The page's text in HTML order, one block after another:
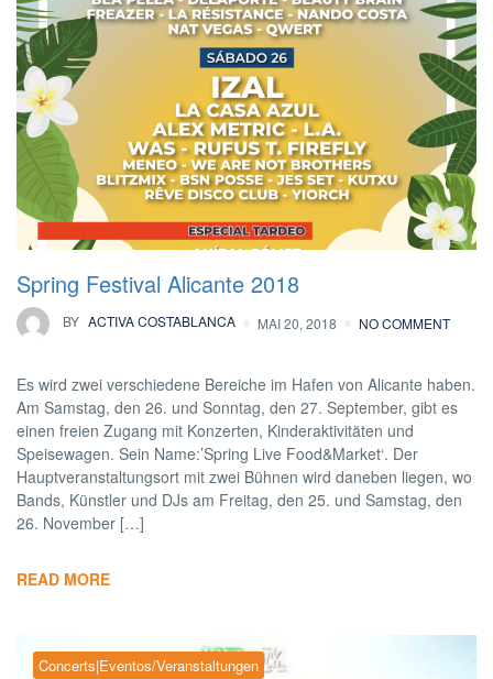
Spring Festival Alicante 2018
BY ACTIVA COSTABLANCA MAI 20, 2018 NO COMMENT
Es wird zwei verschiedene Bereiche im Hafen von Alicante haben.
Am Samstag, den 26. und Sonntag, den 27. September, gibt es
einen freien Zugang mit Konzerten, Kinderaktivitäten und
Speisewagen. Sein Name:’Spring Live Food&Market‘. Der
Hauptveranstaltungsort mit zwei Bühnen wird daneben liegen, wo
Bands, Künstler und DJs am Freitag, den 25. und Samstag, den
26. November […]
READ MORE
Concerts|Eventos/Veranstaltungen